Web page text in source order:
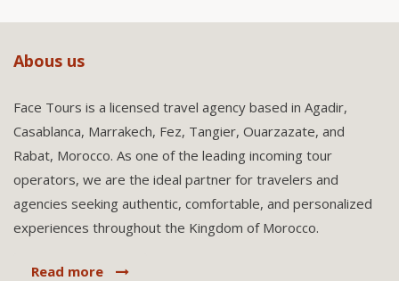
Abous us
Face Tours is a licensed travel agency based in Agadir,
Casablanca, Marrakech, Fez, Tangier, Ouarzazate, and
Rabat, Morocco. As one of the leading incoming tour
operators, we are the ideal partner for travelers and
agencies seeking authentic, comfortable, and personalized
experiences throughout the Kingdom of Morocco.
Read more